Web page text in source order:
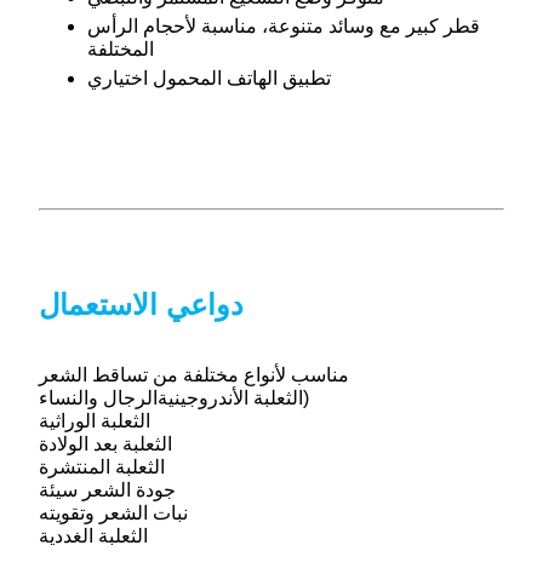
قطر كبير مع وسائد متنوعة، مناسبة لأحجام الرأس
المختلفة
دواعي الاستعمال
مناسب لأنواع مختلفة من تساقط الشعر
الثعلبة الأندروجينية الرجال والنساء
)
الثعلبة الوراثية
الثعلبة بعد الولادة
الثعلبة المنتشرة
جودة الشعر سيئة
نبات الشعر وتقويته
الثعلبة الغددية